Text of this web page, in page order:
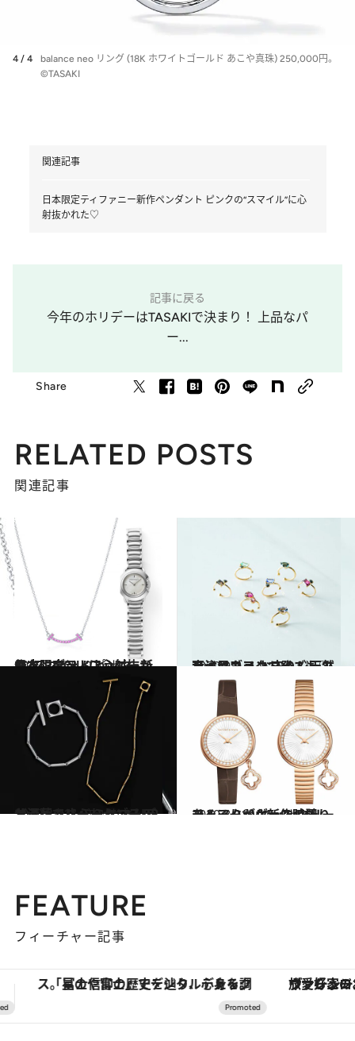
4 / 4
balance neo リング (18K ホワイトゴールド あこや真珠) 250,000円。
©︎TASAKI
関連記事
日本限定ティファニー新作ペンダント ピンクの“スマイル”に心
射抜かれた♡
記事に戻る
今年のホリデーはTASAKIで決まり！ 上品なパ
ー...
Share
RELATED POSTS
関連記事
2020.11.2
日本限定ティファニー新作ペンダント ピンクの“スマイル”に心射抜かれた♡
コミック ＆ エッセイ 2020.9.8
大注目ブランド発！ 天然石イヤカフ お守りジュエリーにカスタマイズも♡
ファッション
2020.8.11
お洒落シルバー＆ゴールドジュエリー ミニマムデザインでさらりセンスUP
コミック ＆ エッセイ 2020.8.31
チャームがケースの周りをくるり♡ヴァン クリーフ＆アーペル新作時計
コミック ＆ エッセイ
FEATURE
フィーチャー記事
ヴァシュロン・コンスタンタン「オーヴァーシーズ・オートマティック」。旅愛好家のお気に入りコレクションから、ジェンダーレスな新作が登場 【夏限定ディナーコース】旬を